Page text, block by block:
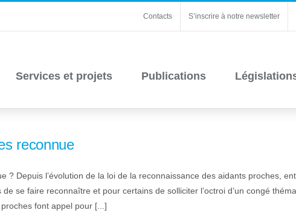
Contacts S’inscrire à notre newsletter
Services et projets Publications
reconnue
Depuis l’évolution de la loi de la reconnaissance des aidants proches,
se faire reconnaître et pour certains de solliciter l’octroi d’un congé
font appel pour [...]